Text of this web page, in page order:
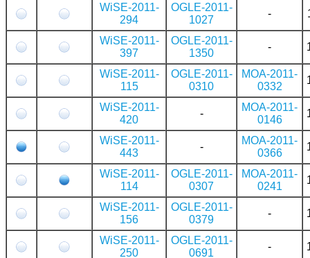
WiSE-2011-
294
OGLE-2011-
1027
-
WiSE-2011-
397
OGLE-2011-
1350
-
WiSE-2011-
115
OGLE-2011-
0310
MOA-2011-
0332
WiSE-2011-
420
-
MOA-2011-
0146
WiSE-2011-
443
-
MOA-2011-
0366
WiSE-2011-
114
OGLE-2011-
0307
MOA-2011-
0241
WiSE-2011-
156
OGLE-2011-
0379
-
WiSE-2011-
250
OGLE-2011-
0691
-